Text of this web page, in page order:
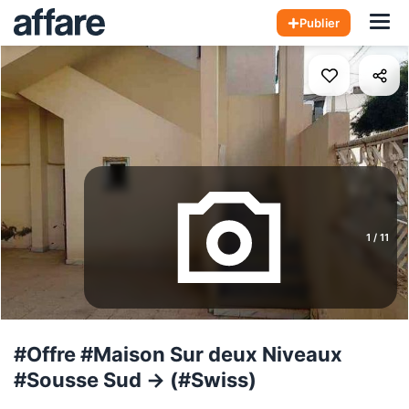
Publier
1 / 11
#Offre #Maison Sur deux Niveaux
#Sousse Sud → (#Swiss)